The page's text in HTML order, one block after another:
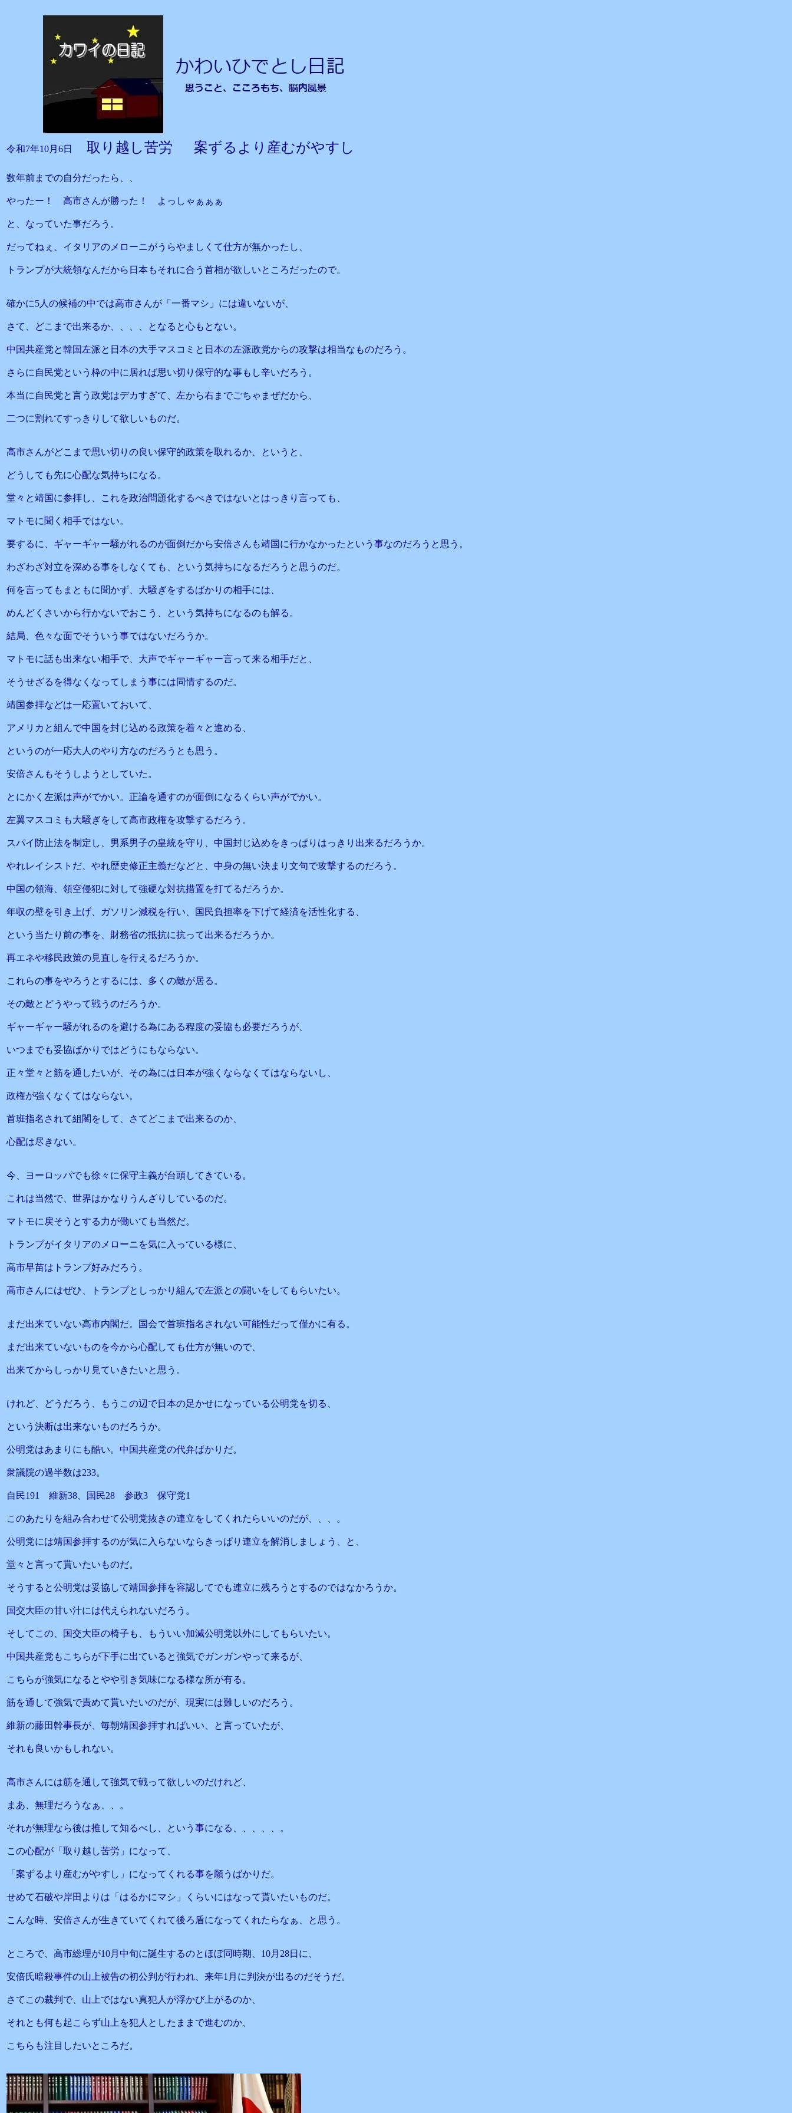
令和7年10月6日 取り越し苦労 案ずるより産むがやすし
数年前までの自分だったら、、
やったー！ 高市さんが勝った！ よっしゃぁぁぁ
と、なっていた事だろう。
だってねぇ、イタリアのメローニがうらやましくて仕方が無かったし、
トランプが大統領なんだから日本もそれに合う首相が欲しいところだったので。
確かに5人の候補の中では高市さんが「一番マシ」には違いないが、
さて、どこまで出来るか、、、、となると心もとない。
中国共産党と韓国左派と日本の大手マスコミと日本の左派政党からの攻撃は相当なものだろう。
さらに自民党という枠の中に居れば思い切り保守的な事もし辛いだろう。
本当に自民党と言う政党はデカすぎて、左から右までごちゃまぜだから、
二つに割れてすっきりして欲しいものだ。
高市さんがどこまで思い切りの良い保守的政策を取れるか、というと、
どうしても先に心配な気持ちになる。
堂々と靖国に参拝し、これを政治問題化するべきではないとはっきり言っても、
マトモに聞く相手ではない。
要するに、ギャーギャー騒がれるのが面倒だから安倍さんも靖国に行かなかったという事なのだろうと思う。
わざわざ対立を深める事をしなくても、という気持ちになるだろうと思うのだ。
何を言ってもまともに聞かず、大騒ぎをするばかりの相手には、
めんどくさいから行かないでおこう、という気持ちになるのも解る。
結局、色々な面でそういう事ではないだろうか。
マトモに話も出来ない相手で、大声でギャーギャー言って来る相手だと、
そうせざるを得なくなってしまう事には同情するのだ。
靖国参拝などは一応置いておいて、
アメリカと組んで中国を封じ込める政策を着々と進める、
というのが一応大人のやり方なのだろうとも思う。
安倍さんもそうしようとしていた。
とにかく左派は声がでかい。正論を通すのが面倒になるくらい声がでかい。
左翼マスコミも大騒ぎをして高市政権を攻撃するだろう。
スパイ防止法を制定し、男系男子の皇統を守り、中国封じ込めをきっぱりはっきり出来るだろうか。
やれレイシストだ、やれ歴史修正主義だなどと、中身の無い決まり文句で攻撃するのだろう。
中国の領海、領空侵犯に対して強硬な対抗措置を打てるだろうか。
年収の壁を引き上げ、ガソリン減税を行い、国民負担率を下げて経済を活性化する、
という当たり前の事を、財務省の抵抗に抗って出来るだろうか。
再エネや移民政策の見直しを行えるだろうか。
これらの事をやろうとするには、多くの敵が居る。
その敵とどうやって戦うのだろうか。
ギャーギャー騒がれるのを避ける為にある程度の妥協も必要だろうが、
いつまでも妥協ばかりではどうにもならない。
正々堂々と筋を通したいが、その為には日本が強くならなくてはならないし、
政権が強くなくてはならない。
首班指名されて組閣をして、さてどこまで出来るのか、
心配は尽きない。
今、ヨーロッパでも徐々に保守主義が台頭してきている。
これは当然で、世界はかなりうんざりしているのだ。
マトモに戻そうとする力が働いても当然だ。
トランプがイタリアのメローニを気に入っている様に、
高市早苗はトランプ好みだろう。
高市さんにはぜひ、トランプとしっかり組んで左派との闘いをしてもらいたい。
まだ出来ていない高市内閣だ。国会で首班指名されない可能性だって僅かに有る。
まだ出来ていないものを今から心配しても仕方が無いので、
出来てからしっかり見ていきたいと思う。
けれど、どうだろう、もうこの辺で日本の足かせになっている公明党を切る、
という決断は出来ないものだろうか。
公明党はあまりにも酷い。中国共産党の代弁ばかりだ。
衆議院の過半数は233。
自民191 維新38、国民28 参政3 保守党1
このあたりを組み合わせて公明党抜きの連立をしてくれたらいいのだが、、、。
公明党には靖国参拝するのが気に入らないならきっぱり連立を解消しましょう、と、
堂々と言って貰いたいものだ。
そうすると公明党は妥協して靖国参拝を容認してでも連立に残ろうとするのではなかろうか。
国交大臣の甘い汁には代えられないだろう。
そしてこの、国交大臣の椅子も、もういい加減公明党以外にしてもらいたい。
中国共産党もこちらが下手に出ていると強気でガンガンやって来るが、
こちらが強気になるとやや引き気味になる様な所が有る。
筋を通して強気で責めて貰いたいのだが、現実には難しいのだろう。
維新の藤田幹事長が、毎朝靖国参拝すればいい、と言っていたが、
それも良いかもしれない。
高市さんには筋を通して強気で戦って欲しいのだけれど、
まあ、無理だろうなぁ、、。
それが無理なら後は推して知るべし、という事になる、、、、、。
この心配が「取り越し苦労」になって、
「案ずるより産むがやすし」になってくれる事を願うばかりだ。
せめて石破や岸田よりは「はるかにマシ」くらいにはなって貰いたいものだ。
こんな時、安倍さんが生きていてくれて後ろ盾になってくれたらなぁ、と思う。
ところで、高市総理が10月中旬に誕生するのとほぼ同時期、10月28日に、
安倍氏暗殺事件の山上被告の初公判が行われ、来年1月に判決が出るのだそうだ。
さてこの裁判で、山上ではない真犯人が浮かび上がるのか、
それとも何も起こらず山上を犯人としたままで進むのか、
こちらも注目したいところだ。